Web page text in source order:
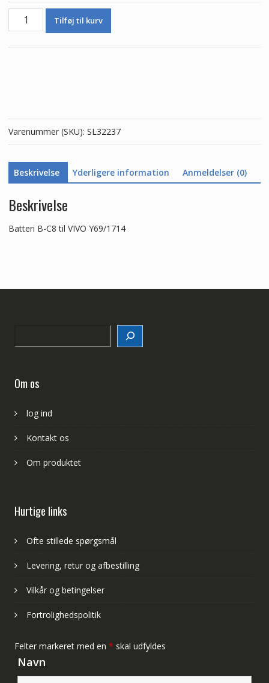
Batteri
Tilføj til kurv
Varenummer (SKU): SL32237
Beskrivelse Yderligere information Anmeldelser (0)
Beskrivelse
Batteri B-C8 til VIVO Y69/1714
Om os
log ind
Kontakt os
Om produktet
Hurtige links
Ofte stillede spørgsmål
Levering, retur og afbestilling
Vilkår og betingelser
Fortrolighedspolitik
Felter markeret med en * skal udfyldes
Navn